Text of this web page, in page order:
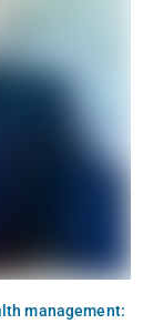
management: